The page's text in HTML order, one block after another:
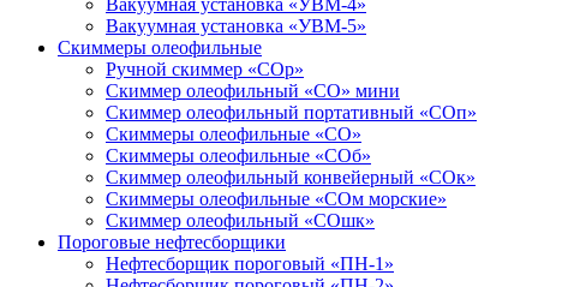
Вакуумная установка «УВМ-4»
Вакуумная установка «УВМ-5»
Скиммеры олеофильные
Ручной скиммер «СОр»
Скиммер олеофильный «СО» мини
Скиммер олеофильный портативный «СОп»
Скиммеры олеофильные «СО»
Скиммеры олеофильные «СОб»
Скиммер олеофильный конвейерный «СОк»
Скиммеры олеофильные «СОм морские»
Скиммер олеофильный «СОшк»
Пороговые нефтесборщики
Нефтесборщик пороговый «ПН-1»